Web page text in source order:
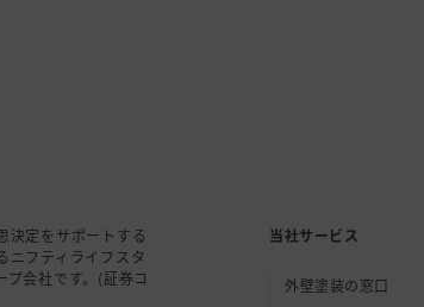
当社サービス
外壁塗装の窓口
決定をサポートする
ニフティライフスタ
会社です。(証券コ